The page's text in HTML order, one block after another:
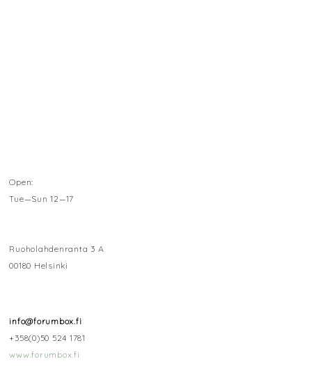
Open:
Tue—Sun 12—17
Ruoholahdenranta 3 A
00180 Helsinki
info@forumbox.fi
+358(0)50 524 1781
www.forumbox.fi